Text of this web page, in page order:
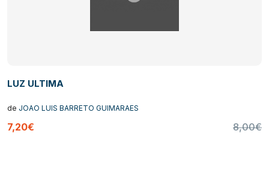
LUZ ULTIMA
de JOAO LUIS BARRETO GUIMARAES
7,20€ 8,00€